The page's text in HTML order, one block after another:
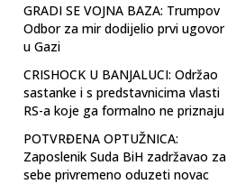
GRADI SE VOJNA BAZA: Trumpov
Odbor za mir dodijelio prvi ugovor
u Gazi
CRISHOCK U BANJALUCI: Održao
sastanke i s predstavnicima vlasti
RS-a koje ga formalno ne priznaju
POTVRĐENA OPTUŽNICA:
Zaposlenik Suda BiH zadržavao za
sebe privremeno oduzeti novac